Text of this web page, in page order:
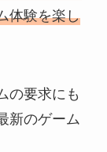
体験を楽し
の要求にも
新のゲーム